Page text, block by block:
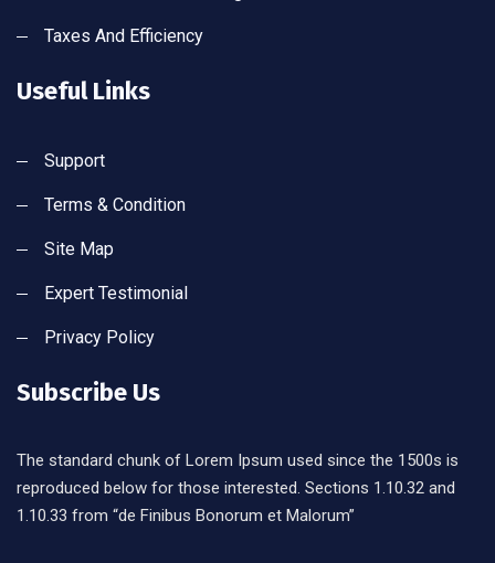
Taxes And Efficiency
Useful Links
Support
Terms & Condition
Site Map
Expert Testimonial
Privacy Policy
Subscribe Us
The standard chunk of Lorem Ipsum used since the 1500s is
reproduced below for those interested. Sections 1.10.32 and
1.10.33 from “de Finibus Bonorum et Malorum”